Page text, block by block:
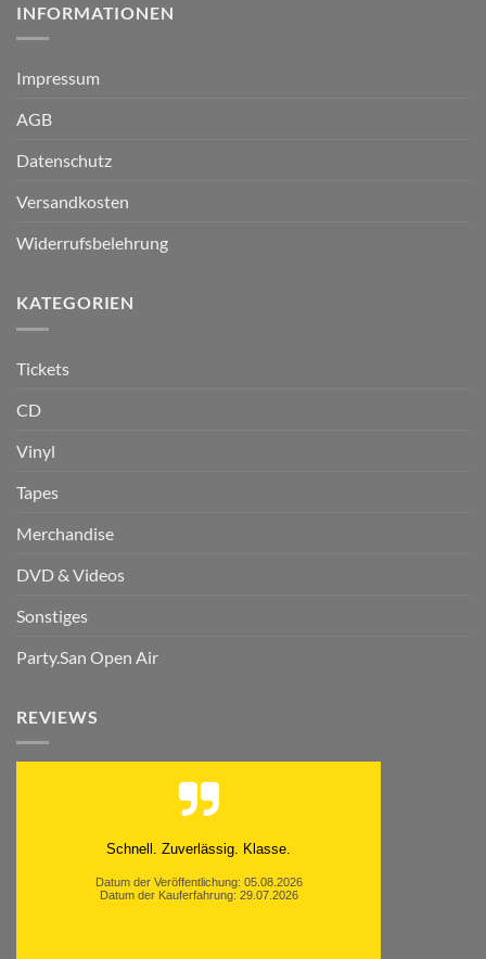
INFORMATIONEN
Impressum
AGB
Datenschutz
Versandkosten
Widerrufsbelehrung
KATEGORIEN
Tickets
CD
Vinyl
Tapes
Merchandise
DVD & Videos
Sonstiges
Party.San Open Air
REVIEWS
Schnell. Zuverlässig. Klasse.
Datum der Veröffentlichung: 05.08.2026
Datum der Kauferfahrung: 29.07.2026